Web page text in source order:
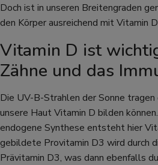
Doch ist in unseren Breitengraden
den Körper ausreichend mit Vitamin
Vitamin D ist
Zähne und das
Die UV-B-Strahlen der Sonne tragen
unsere Haut Vitamin D bilden
endogene Synthese entsteht hier
gebildete Provitamin D3 wird durch
Prävitamin D3, was dann ebenfalls